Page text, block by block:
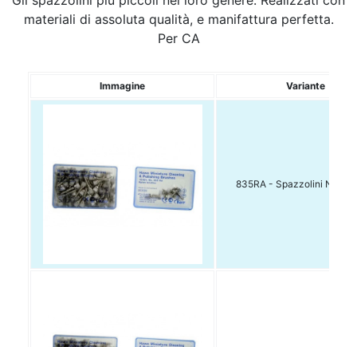
materiali di assoluta qualità, e manifattura perfetta.
Per CA
Immagine Variante
835RA - Spazzolini Nylon